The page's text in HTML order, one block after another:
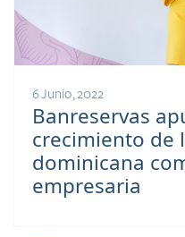
6 Junio, 2022
Banreservas
crecimiento de
dominicana
empresaria